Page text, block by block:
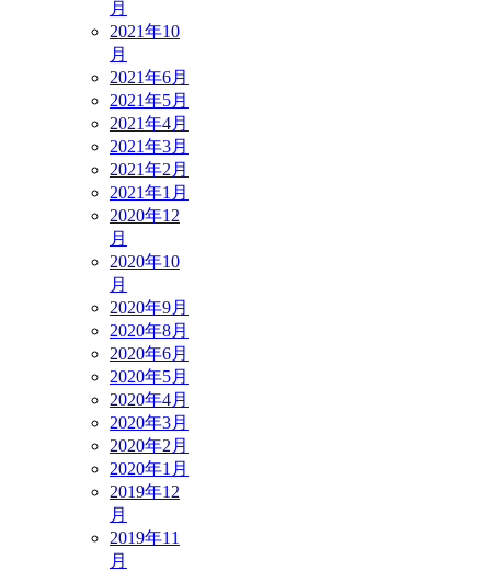
月
2021年10
月
2021年6月
2021年5月
2021年4月
2021年3月
2021年2月
2021年1月
2020年12
月
2020年10
月
2020年9月
2020年8月
2020年6月
2020年5月
2020年4月
2020年3月
2020年2月
2020年1月
2019年12
月
2019年11
月